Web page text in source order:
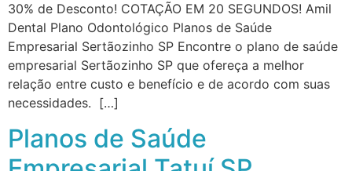
30% de Desconto! COTAÇÃO EM 20 SEGUNDOS! Amil
Dental Plano Odontológico Planos de Saúde
Empresarial Sertãozinho SP Encontre o plano de saúde
empresarial Sertãozinho SP que ofereça a melhor
relação entre custo e benefício e de acordo com suas
necessidades. […]
Planos de Saúde